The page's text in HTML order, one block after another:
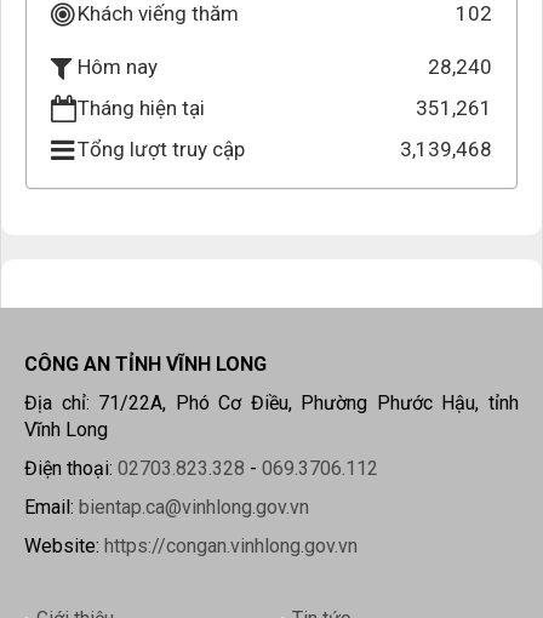
Khách viếng thăm
102
Hôm nay
28,240
Tháng hiện tại
351,261
Tổng lượt truy cập
3,139,468
CÔNG AN TỈNH VĨNH LONG
Địa chỉ: 71/22A, Phó Cơ Điều, Phường Phước Hậu, tỉnh
Vĩnh Long
Điện thoại: 02703.823.328 - 069.3706.112
Email: bientap.ca@vinhlong.gov.vn
Website: https://congan.vinhlong.gov.vn